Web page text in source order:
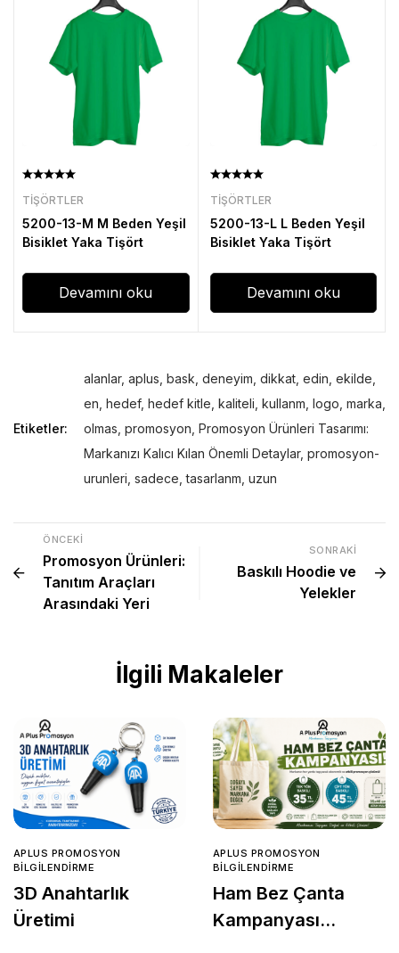
TIŞÖRTLER
5200-13-M M Beden Yeşil
Bisiklet Yaka Tişört
Devamını oku
TIŞÖRTLER
5200-13-L L Beden Yeşil
Bisiklet Yaka Tişört
Devamını oku
Etiketler:
alanlar, aplus bask deneyim dikkat edin ekilde
en hedef, hedef kitle kaliteli kullanm logo marka
olmas promosyon Promosyon Ürünleri Tasarımı:
Markanızı Kalıcı Kılan Önemli Detaylar, promosyon-
urunleri sadece ,tasarlanm uzun
ÖNCEKI
Promosyon Ürünleri:
Tanıtım Araçları
Arasındaki Yeri
SONRAKI
Baskılı Hoodie ve
Yelekler
İlgili Makaleler
APLUS PROMOSYON
BILGILENDIRME
3D Anahtarlık
Üretimi
APLUS PROMOSYON
BILGILENDIRME
Ham Bez Çanta
Kampanyası